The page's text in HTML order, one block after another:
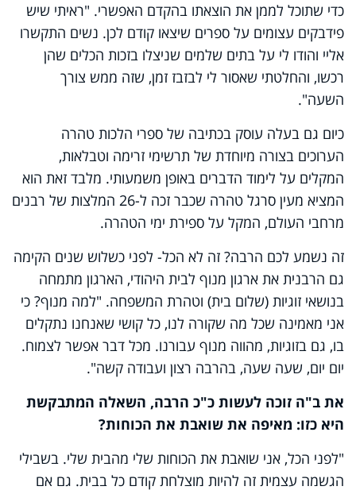
כדי שתוכל לממן את הוצאתו בהקדם האפשרי. "ראיתי שיש
פידבקים עצומים על ספרים שיצאו קודם לכן. נשים התקשרו
אליי והודו לי על בתים שלמים שניצלו בזכות הכלים שהן
רכשו, והחלטתי שאסור לי לבזבז זמן, שזה ממש צורך
השעה".
כיום גם בעלה עוסק בכתיבה של ספרי הלכות טהרה
הערוכים בצורה מיוחדת של תרשימי זרימה וטבלאות,
המקלים על לימוד הדברים באופן משמעותי. מלבד זאת הוא
המציא מעין סרגל טהרה שכבר זכה ל-26 המלצות של רבנים
מרחבי העולם, המקל על ספירת ימי הטהרה.
זה נשמע לכם הרבה? זה לא הכל- לפני כשלוש שנים הקימה
גם הרבנית את ארגון מנוף לבית היהודי, הארגון מתמחה
בנושאי זוגיות (שלום בית) וטהרת המשפחה. "למה מנוף? כי
אני מאמינה שכל מה שקורה לנו, כל קושי שאנחנו נתקלים
בו, גם בזוגיות, מהווה מנוף עבורנו. מכל דבר אפשר לצמוח.
יום יום, שעה שעה, בהרבה רצון ועבודה קשה".
את ב"ה זוכה לעשות כ"כ הרבה, השאלה המתבקשת
היא כזו: מאיפה את שואבת את הכוחות?
"לפני הכל, אני שואבת את הכוחות שלי מהבית שלי. בשבילי
הגשמה עצמית זה להיות מוצלחת קודם כל בבית. גם אם